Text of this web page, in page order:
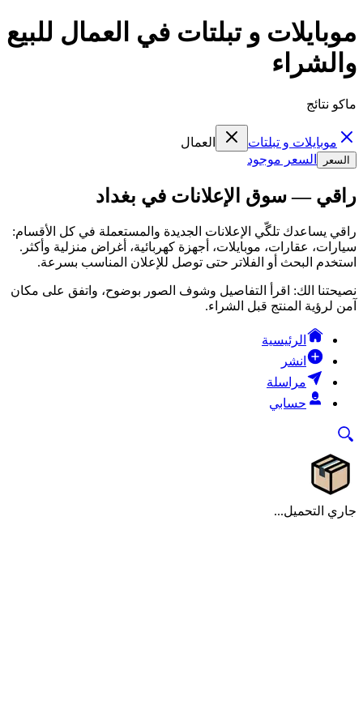
موبايلات و تبلتات في العمال للبيع
والشراء
ماكو نتائج
موبايلات و تبلتات العمال
السعر السعر موجود
راقي — سوق الإعلانات في بغداد
راقي يساعدك تلگّي الإعلانات الجديدة والمستعملة في كل الأقسام:
سيارات، عقارات، موبايلات، أجهزة كهربائية، أغراض منزلية وأكثر.
استخدم البحث أو الفلاتر حتى توصل للإعلان المناسب بسرعة.
نصيحتنا الك: اقرأ التفاصيل وشوف الصور بوضوح، واتفق على مكان
آمن لرؤية المنتج قبل الشراء.
الرئيسية
انشر
مراسلة
حسابي
جاري التحميل...